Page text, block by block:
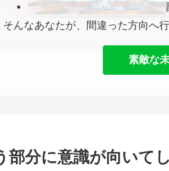
そんなあなたが、間違った方向へ
素敵な
部分に意識が向いて